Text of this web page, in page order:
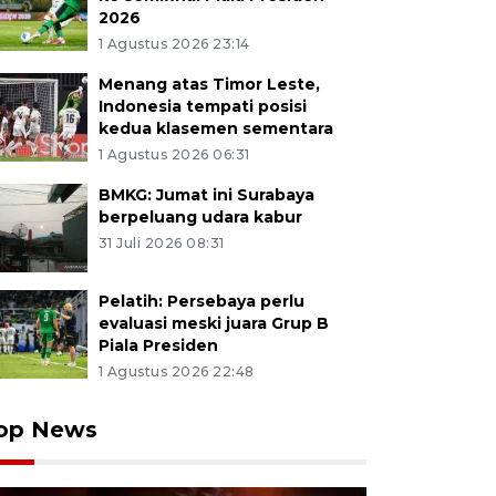
2026
1 Agustus 2026 23:14
Menang atas Timor Leste,
Indonesia tempati posisi
kedua klasemen sementara
1 Agustus 2026 06:31
BMKG: Jumat ini Surabaya
berpeluang udara kabur
31 Juli 2026 08:31
Pelatih: Persebaya perlu
evaluasi meski juara Grup B
Piala Presiden
1 Agustus 2026 22:48
News